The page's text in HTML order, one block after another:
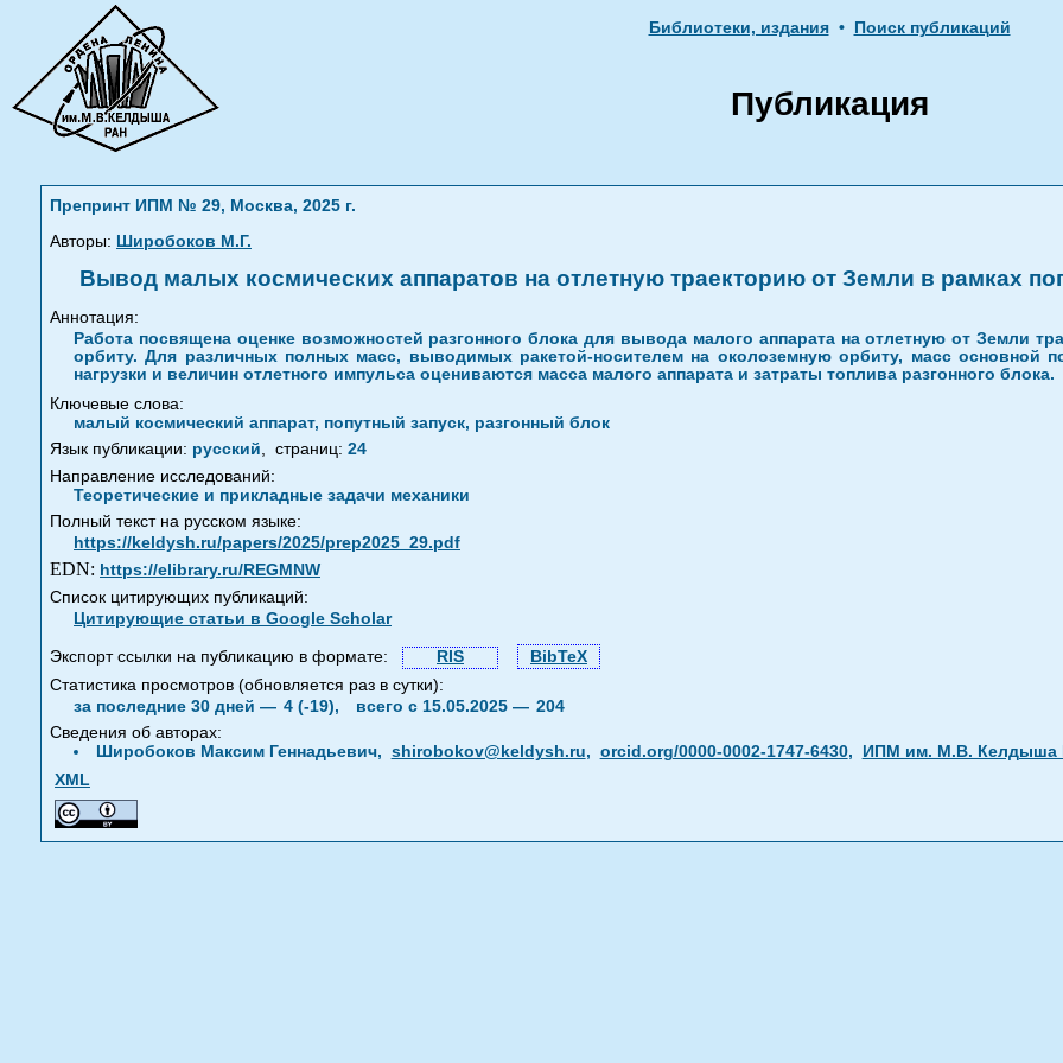
Библиотеки, издания • Поиск публикаций
Публикация
Препринт ИПМ № 29, Москва, 2025 г.
Авторы: Широбоков М.Г.
Вывод малых космических аппаратов на отлетную траекторию от Земли в рамках
Аннотация:
Работа посвящена оценке возможностей разгонного блока для вывода малого аппарата на отлетную от Земли
орбиту. Для различных полных масс, выводимых ракетой-носителем на околоземную орбиту, масс основной
нагрузки и величин отлетного импульса оцениваются масса малого аппарата и затраты топлива разгонного блока.
Ключевые слова:
малый космический аппарат, попутный запуск, разгонный блок
Язык публикации: русский, страниц: 24
Направление исследований:
Теоретические и прикладные задачи механики
Полный текст на русском языке:
https://keldysh.ru/papers/2025/prep2025_29.pdf
EDN: https://elibrary.ru/REGMNW
Список цитирующих публикаций:
Цитирующие статьи в Google Scholar
Экспорт ссылки на публикацию в формате: RIS
BibTeX
Статистика просмотров (обновляется раз в сутки):
за последние 30 дней — 4 (-19), всего с 15.05.2025 — 204
Сведения об авторах:
Широбоков Максим Геннадьевич, shirobokov@keldysh.ru, orcid.org/0000-0002-1747-6430,
ИПМ им. М.В. Келдыша
XML